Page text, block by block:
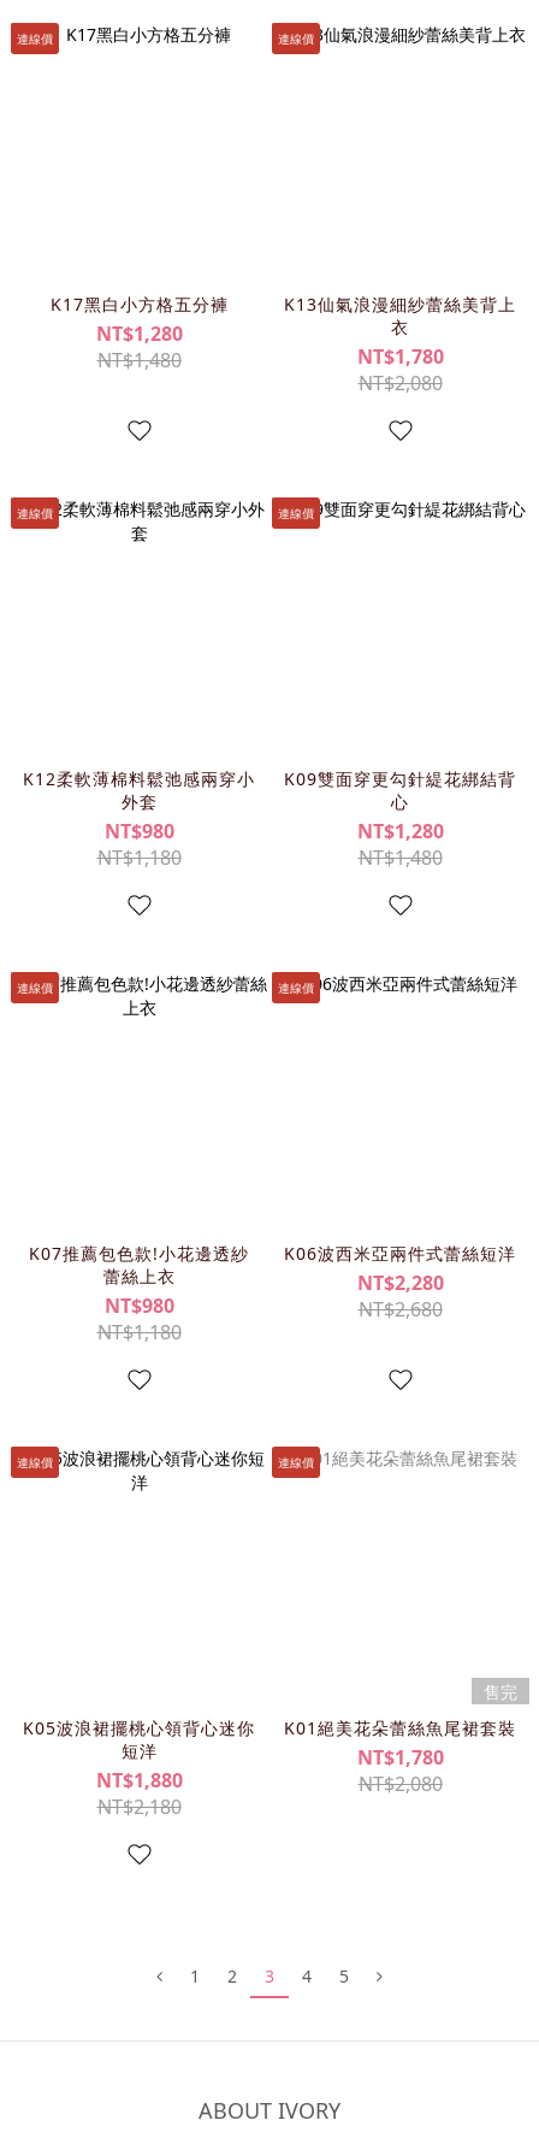
連線價
K17黑白小方格五分褲
NT$1,280
NT$1,480
連線價
K13仙氣浪漫細紗蕾絲美背上
衣
NT$1,780
NT$2,080
連線價
K12柔軟薄棉料鬆弛感兩穿小
外套
NT$980
NT$1,180
連線價
K09雙面穿更勾針緹花綁結背
心
NT$1,280
NT$1,480
連線價
K07推薦包色款!小花邊透紗
蕾絲上衣
NT$980
NT$1,180
連線價
K06波西米亞兩件式蕾絲短洋
NT$2,280
NT$2,680
連線價
K05波浪裙擺桃心領背心迷你
短洋
NT$1,880
NT$2,180
連線價
售完
K01絕美花朵蕾絲魚尾裙套裝
NT$1,780
NT$2,080
1 2 3 4 5
ABOUT IVORY